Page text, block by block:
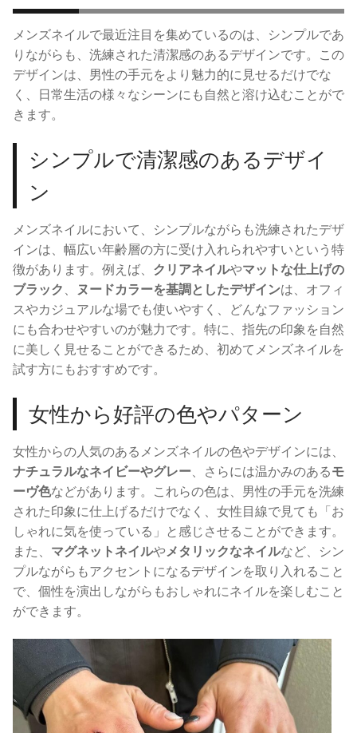
メンズネイルで最近注目を集めているのは、シンプルであ
りながらも、洗練された清潔感のあるデザインです。この
デザインは、男性の手元をより魅力的に見せるだけでな
く、日常生活の様々なシーンにも自然と溶け込むことがで
きます。
シンプルで清潔感のあるデザイ
ン
メンズネイルにおいて、シンプルながらも洗練されたデザ
インは、幅広い年齢層の方に受け入れられやすいという特
徴があります。例えば、 クリアネイルやマットな仕上げの
ブラック
ヌードカラーを基調としたデザインは、オフィ
スやカジュアルな場でも使いやすく、どんなファッション
にも合わせやすいのが魅力です。特に、指先の印象を自然
に美しく見せることができるため、初めてメンズネイルを
試す方にもおすすめです。
女性から好評の色やパターン
女性からの人気のあるメンズネイルの色やデザインには、
ナチュラルなネイビーやグレー 、さらには温かみのあるモ
ーヴ色などがあります。これらの色は、男性の手元を洗練
された印象に仕上げるだけでなく、女性目線で見ても「お
しゃれに気を使っている」と感じさせることができます。
また、 マグネットネイルやメタリックなネイルなど、シン
プルながらもアクセントになるデザインを取り入れること
で、個性を演出しながらもおしゃれにネイルを楽しむこと
ができます。